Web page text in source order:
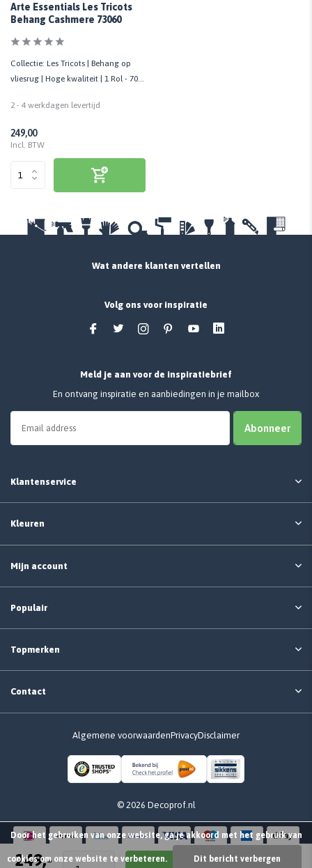
249,-
Arte Essentials Les Tricots
Behang Cashmere 73060
Collectie: Les Tricots | Behang op
vliesrug | Hoge kwaliteit | 1 Rol - 70
2 - 4 werkdagen levertijd
249,00
Incl. BTW
Wat andere klanten vertellen
Volg ons voor inspiratie
Meld je aan voor de inspiratiebrief
En ontvang inspiratie en aanbiedingen in je mailbox
Abonneer
Klantenservice
Kleuren
Mijn account
Populair
Topmerken
Contact
Algemene voorwaardenPrivacyDisclaimer
© 2026 Decoprof.nl
Door het gebruiken van onze website, ga je akkoord met het gebruik van
cookies om onze website te verbeteren. Dit bericht verbergen